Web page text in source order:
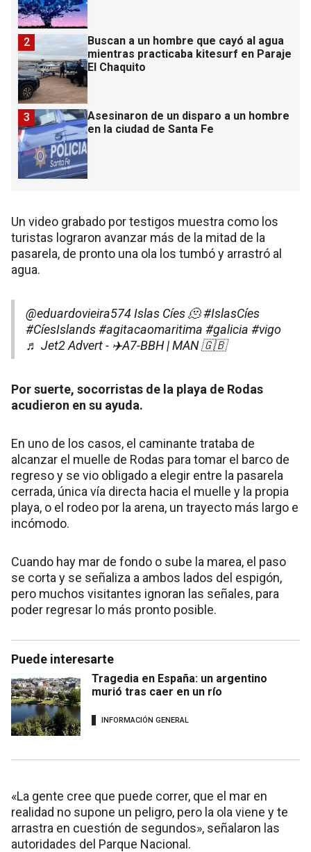
Buscan a un hombre que cayó al agua
mientras practicaba kitesurf en Paraje
El Chaquito
2
Asesinaron de un disparo a un hombre
en la ciudad de Santa Fe
3
Un video grabado por testigos muestra como los
turistas lograron avanzar más de la mitad de la
pasarela, de pronto una ola los tumbó y arrastró al
agua.
@eduardovieira574Islas Cíes 🫠#IslasCíes
#CíesIslands#agitacaomaritima #galicia #vigo
♬ Jet2 Advert - ✈️A7-BBH | MAN 🇬🇧
Por suerte, socorristas de la playa de Rodas
acudieron en su ayuda.
En uno de los casos, el caminante trataba de
alcanzar el muelle de Rodas para tomar el barco de
regreso y se vio obligado a elegir entre la pasarela
cerrada, única vía directa hacia el muelle y la propia
playa, o el rodeo por la arena, un trayecto más largo e
incómodo.
Cuando hay mar de fondo o sube la marea, el paso
se corta y se señaliza a ambos lados del espigón,
pero muchos visitantes ignoran las señales, para
poder regresar lo más pronto posible.
Puede interesarte
Tragedia en España: un argentino
murió tras caer en un río
INFORMACIÓN GENERAL
«La gente cree que puede correr, que el mar en
realidad no supone un peligro, pero la ola viene y te
arrastra en cuestión de segundos», señalaron las
autoridades del Parque Nacional.